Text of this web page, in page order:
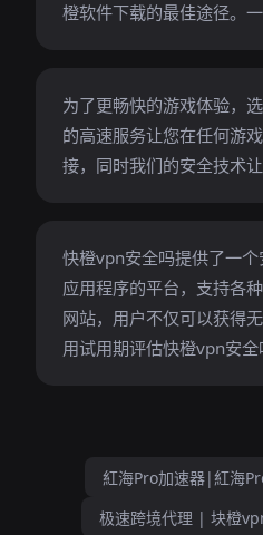
橙软件下载的最佳途径。
为了更畅快的游戏体验，
的高速服务让您在任何游
接，同时我们的安全技术让
快橙vpn安全吗提供了一
应用程序的平台，支持各
网站，用户不仅可以获得
用试用期评估快橙vpn安全
紅海Pro加速器|紅海
极速跨境代理 | 块橙